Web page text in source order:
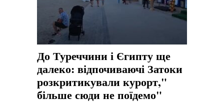
До Туреччини і Єгипту ще
далеко: відпочиваючі Затоки
розкритикували курорт,"
більше сюди не поїдемо"